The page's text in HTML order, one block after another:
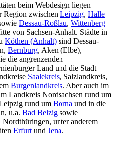
beim Webdesign liegen
Region zwischen Leipzig, Halle
Dessau-Roßlau, Wittenberg
von Sachsen-Anhalt. Städte in
Köthen (Anhalt) sind Dessau-
Bernburg, Aken (Elbe),
die angrenzenden
Land und die Stadt
Saalekreis, Salzlandkreis,
Burgenlandkreis. Aber auch im
Landkreis Nordsachsen rund um
rund um Borna und in die
u.a. Bad Belzig sowie
Nordthüringen, unter anderem
Erfurt und Jena.